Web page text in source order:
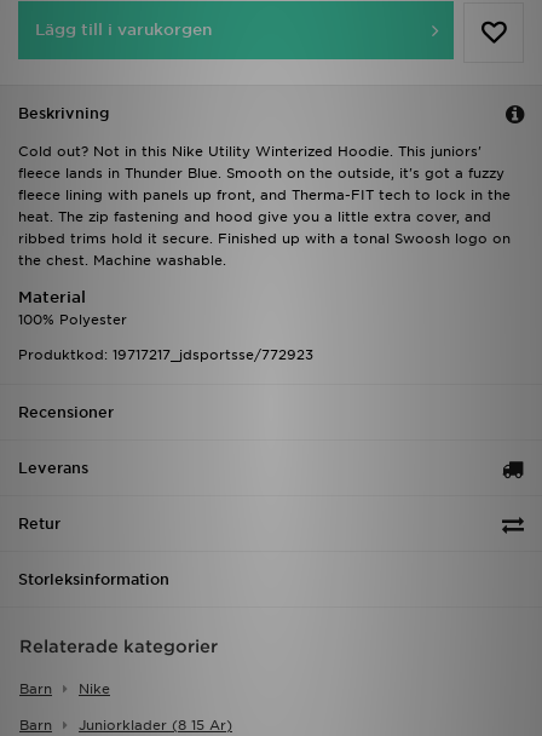
Lägg till i varukorgen
Beskrivning
Cold out? Not in this Nike Utility Winterized Hoodie. This juniors'
fleece lands in Thunder Blue. Smooth on the outside, it's got a fuzzy
fleece lining with panels up front, and Therma-FIT tech to lock in the
heat. The zip fastening and hood give you a little extra cover, and
ribbed trims hold it secure. Finished up with a tonal Swoosh logo on
the chest. Machine washable.
Material
100% Polyester
Produktkod: 19717217_jdsportsse/772923
Recensioner
Leverans
Retur
Storleksinformation
Relaterade kategorier
Barn Nike
Barn Juniorklader (8 15 Ar)